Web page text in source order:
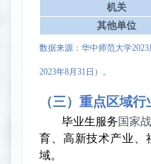
机关
其他单位
数据来源：华中师范大学2023
2023年8月 31 日 ）。
（三） 重点区域行
毕业生服务国家
育、高新技术产业、
域。